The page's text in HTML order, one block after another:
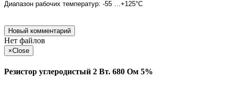
Диапазон рабочих температур: -55 …+125°C
Новый комментарий
Нет файлов
×Close
Резистор углеродистый 2 Вт. 680 Ом 5%